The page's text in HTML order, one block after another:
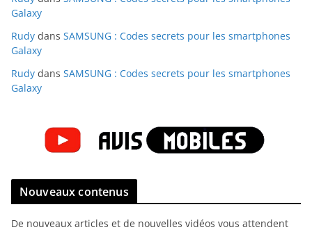
Galaxy
Rudy dans SAMSUNG : Codes secrets pour les smartphones
Galaxy
Rudy dans SAMSUNG : Codes secrets pour les smartphones
Galaxy
Nouveaux contenus
De nouveaux articles et de nouvelles vidéos vous attendent